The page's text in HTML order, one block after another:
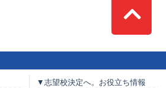
Top
▼志望校決定へ。お役立ち情報